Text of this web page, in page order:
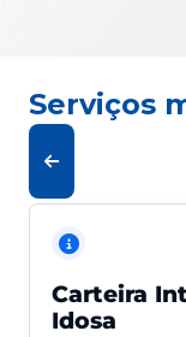
Serviços
Carteira
Idosa